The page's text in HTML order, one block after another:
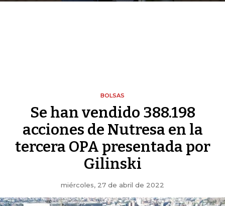
BOLSAS
Se han vendido 388.198
acciones de Nutresa en la
tercera OPA presentada por
Gilinski
miércoles, 27 de abril de 2022